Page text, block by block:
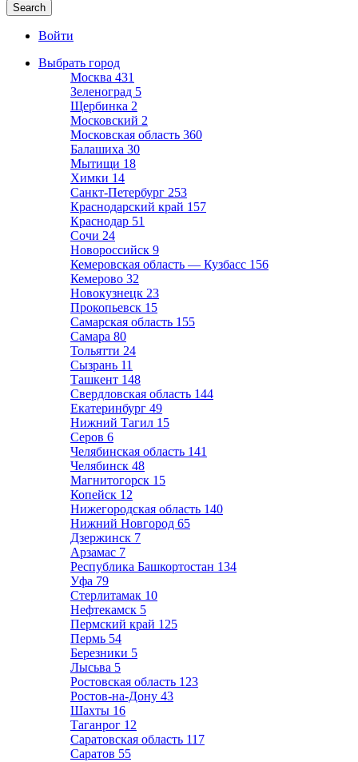
Войти
Выбрать город
Москва 431
Зеленоград 5
Щербинка 2
Московский 2
Московская область 360
Балашиха 30
Мытищи 18
Химки 14
Санкт-Петербург 253
Краснодарский край 157
Краснодар 51
Сочи 24
Новороссийск 9
Кемеровская область — Кузбасс 156
Кемерово 32
Новокузнецк 23
Прокопьевск 15
Самарская область 155
Самара 80
Тольятти 24
Сызрань 11
Ташкент 148
Свердловская область 144
Екатеринбург 49
Нижний Тагил 15
Серов 6
Челябинская область 141
Челябинск 48
Магнитогорск 15
Копейск 12
Нижегородская область 140
Нижний Новгород 65
Дзержинск 7
Арзамас 7
Республика Башкортостан 134
Уфа 79
Стерлитамак 10
Нефтекамск 5
Пермский край 125
Пермь 54
Березники 5
Лысьва 5
Ростовская область 123
Ростов-на-Дону 43
Шахты 16
Таганрог 12
Саратовская область 117
Саратов 55